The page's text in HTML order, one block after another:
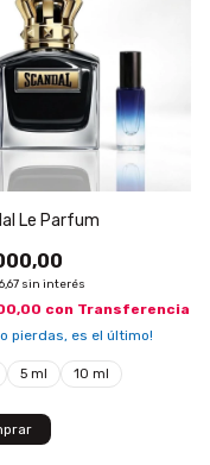
Le Parfum
sin interés
con Transferencia
pierdas, es el último!
5 ml 10 ml